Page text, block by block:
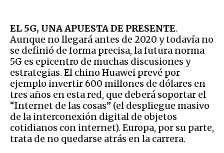
EL 5G, UNA APUESTA DE PRESENTE.
Aunque no llegará antes de 2020 y todavía no
se definió de forma precisa, la futura norma
5G es epicentro de muchas discusiones y
estrategias. El chino Huawei prevé por
ejemplo invertir 600 millones de dólares en
tres años en esta red, que deberá soportar el
“Internet de las cosas” (el despliegue masivo
de la interconexión digital de objetos
cotidianos con internet). Europa, por su parte,
trata de no quedarse atrás en la carrera.